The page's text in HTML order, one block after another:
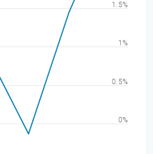
0%
0.5%
1%
1.5%